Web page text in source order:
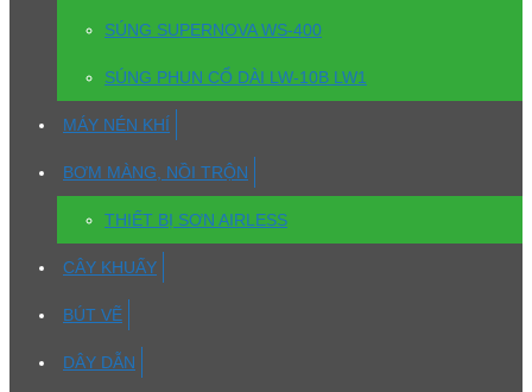
SÚNG SUPERNOVA WS-400
SÚNG PHUN CỔ DÀI LW-10B LW1
MÁY NÉN KHÍ
BƠM MÀNG, NỒI TRỘN
THIẾT BỊ SƠN AIRLESS
CÂY KHUẤY
BÚT VẼ
DÂY DẪN